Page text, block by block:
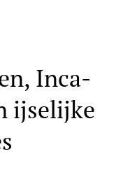
Inca-
ijselijke